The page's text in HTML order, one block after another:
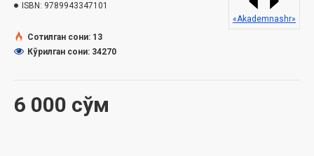
6 000 сўм
ISBN: 9789943347101
«Akademnashr»
Сотилган сони: 13
Кўрилган сони: 34270